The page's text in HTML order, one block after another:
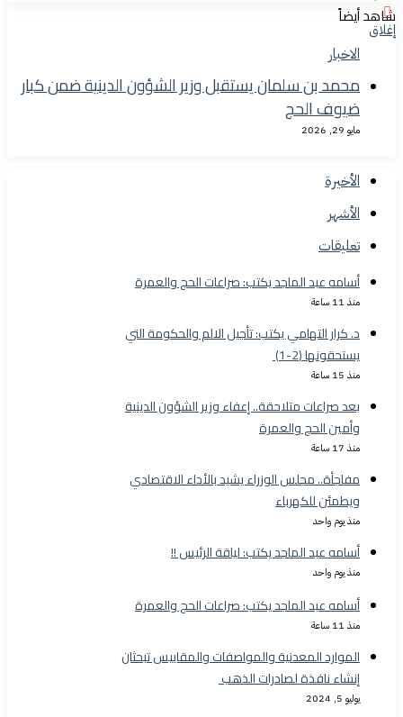
شاهد أيضاً
إغلاق
الاخبار
محمد بن سلمان يستقبل وزير الشؤون الدينية ضمن كبار
ضيوف الحج
مايو 29, 2026
الأخيرة
الأشهر
تعليقات
أسامه عبد الماجد يكتب: صراعات الحج والعمرة
منذ 11 ساعة
د. كرار التهامي يكتب: تأجيل الالم والحكومة التي
يستحقونها (2-1)
منذ 15 ساعة
بعد صراعات متلاحقة.. إعفاء وزير الشؤون الدينية
وأمين الحج والعمرة
منذ 17 ساعة
مفاجأة.. مجلس الوزراء يشيد بالأداء الاقتصادي
ويطمئن للكهرباء
منذ يوم واحد
أسامه عبد الماجد يكتب: لياقة الرئيس !!
منذ يوم واحد
أسامه عبد الماجد يكتب: صراعات الحج والعمرة
منذ 11 ساعة
الموارد المعدنية والمواصفات والمقاييس تبحثان
إنشاء نافذة لصادرات الذهب
يوليو 5, 2024